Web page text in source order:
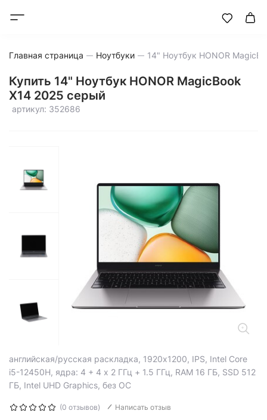
Главная страница Ноутбуки
Купить 14" Ноутбук HONOR MagicBook
X14 2025 серый
артикул: 352686
английская/русская раскладка, 1920x1200, IPS, Intel Core
i5-12450H, ядра: 4 + 4 х 2 ГГц + 1.5 ГГц, RAM 16 ГБ, SSD 512
ГБ, Intel UHD Graphics, без ОС
(0 отзывов) Написать отзыв